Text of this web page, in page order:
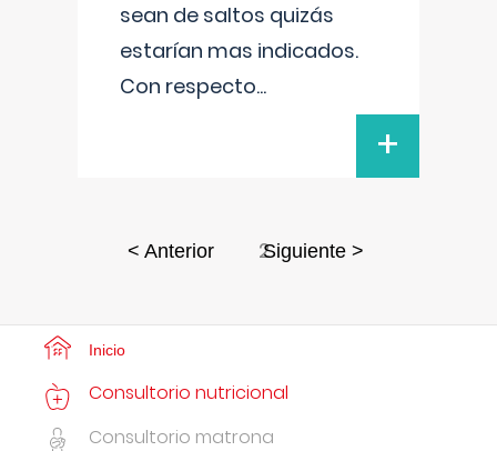
sean de saltos quizás
estarían mas indicados.
Con respecto...
+
< Anterior 2Siguiente >
Inicio
Consultorio nutricional
Consultorio matrona